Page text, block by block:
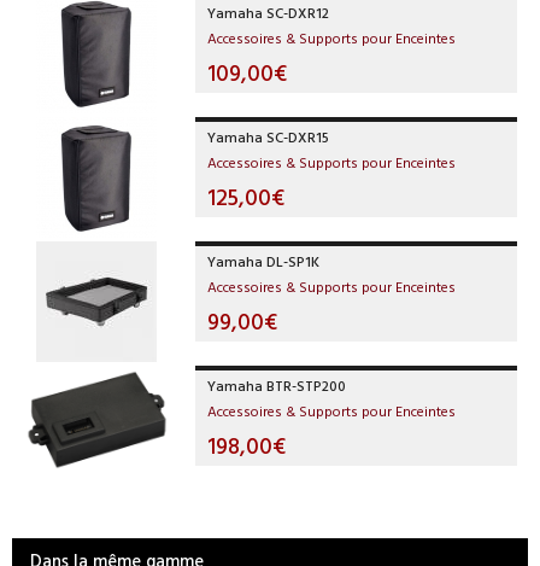
Yamaha SC-DXR12
Accessoires & Supports pour Enceintes
109,00€
Yamaha SC-DXR15
Accessoires & Supports pour Enceintes
125,00€
Yamaha DL-SP1K
Accessoires & Supports pour Enceintes
99,00€
Yamaha BTR-STP200
Accessoires & Supports pour Enceintes
198,00€
Dans la même gamme